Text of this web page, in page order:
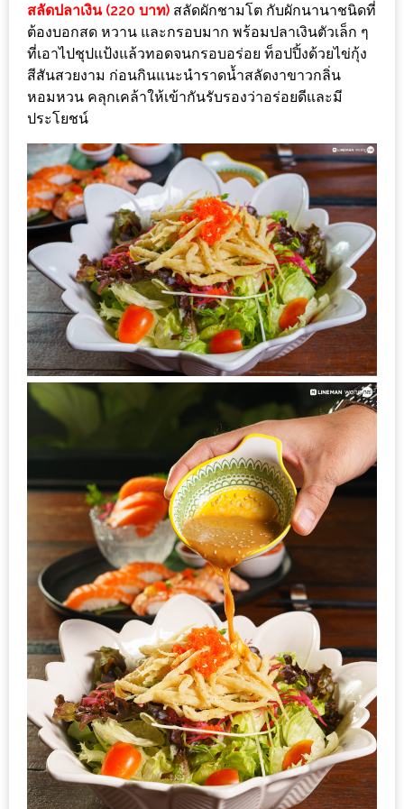
สำหรับ
คน
บ้าน
มากมาย
MAPS
MY
ACCOUNT
NEW
FACEBOOK
TIMELINE
POLICY
เทศกาล
เบียร์
ที่
ใหญ่
ที่สุด
ใน
โลก
กับ
โรง
แรม
ฮอ
ลิ
เดย์
สลัดปลาเงิน (220 บาท) สลัดผักชามโต กับผักนานาชนิดที่
ต้องบอกสด หวาน และกรอบมาก พร้อมปลาเงินตัวเล็ก ๆ
ที่เอาไปชุปแป้งแล้วทอดจนกรอบอร่อย ท็อปปิ้งด้วยไข่กุ้ง
สีสันสวยงาม ก่อนกินแนะนำราดน้ำสลัดงาขาวกลิ่น
หอมหวน คลุกเคล้าให้เข้ากันรับรองว่าอร่อยดีและมี
ประโยชน์